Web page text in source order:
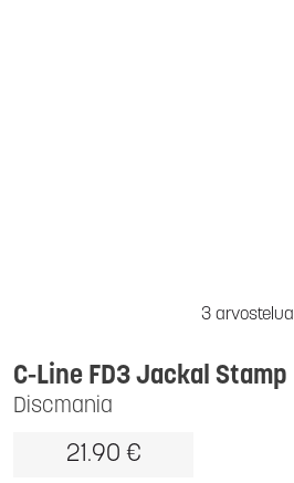
3 arvostelua
Discmania
C-Line FD3 Jackal Stamp
21.90 €